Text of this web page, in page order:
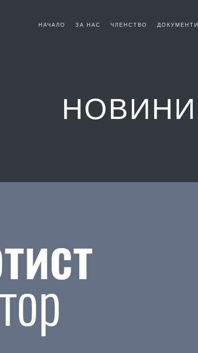
НАЧАЛО ЗА НАС ЧЛЕНСТВО ДОКУМЕНТИ
НОВИНИ